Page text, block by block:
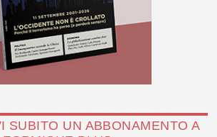
SUBITO UN ABBONAMENTO A